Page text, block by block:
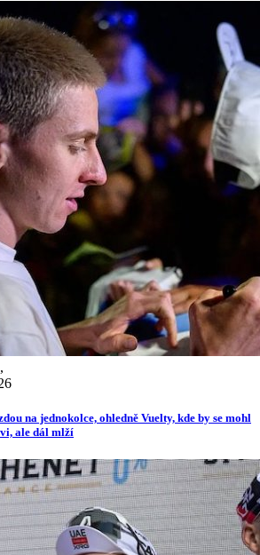
,
na jednokolce, ohledně Vuelty, kde by se mohl
ale dál mlží